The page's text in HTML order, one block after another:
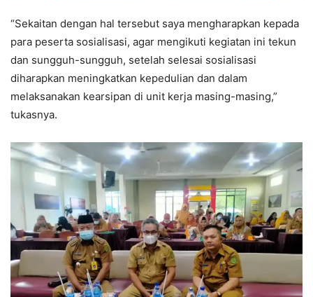
“Sekaitan dengan hal tersebut saya mengharapkan kepada
para peserta sosialisasi, agar mengikuti kegiatan ini tekun
dan sungguh-sungguh, setelah selesai sosialisasi
diharapkan meningkatkan kepedulian dan dalam
melaksanakan kearsipan di unit kerja masing-masing,”
tukasnya.